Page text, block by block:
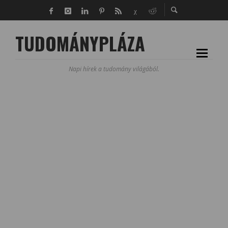
TUDOMÁNYPLÁZA
Napi hírek a tudomány világából.